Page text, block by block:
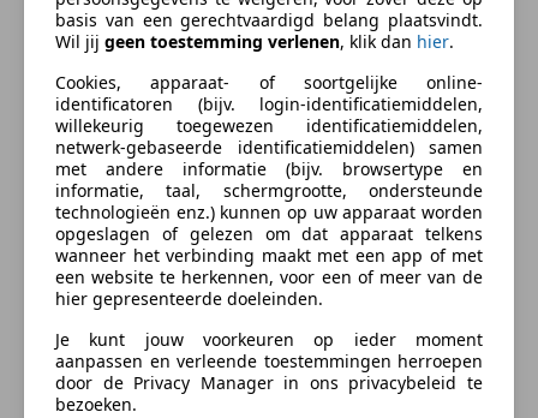
Achterbank in delen neerklapbaar
Bestuurdersstoel in hoogte verstelbaar
Hoofdsteunen voor
Lendesteunen (verstelbaar)
Passagiersstoel in hoogte verstelbaar
Verstelbare stuurkolom
Exterieur
Buitenspiegels verwarmbaar
Bumpers in carrosseriekleur
Autoverzekering van de
INDEPENDER
Bereken je premie
Kenteken
Bereken nu
Something went wrong
basis van een gerechtvaardigd belang plaatsvindt.
Wil jij geen toestemming verlenen, klik dan hier.
Cookies, apparaat- of soortgelijke online-
identificatoren (bijv. login-identificatiemiddelen,
willekeurig toegewezen identificatiemiddelen,
netwerk-gebaseerde identificatiemiddelen) samen
met andere informatie (bijv. browsertype en
informatie, taal, schermgrootte, ondersteunde
technologieën enz.) kunnen op uw apparaat worden
opgeslagen of gelezen om dat apparaat telkens
wanneer het verbinding maakt met een app of met
een website te herkennen, voor een of meer van de
hier gepresenteerde doeleinden.
Je kunt jouw voorkeuren op ieder moment
aanpassen en verleende toestemmingen herroepen
door de Privacy Manager in ons privacybeleid te
bezoeken.